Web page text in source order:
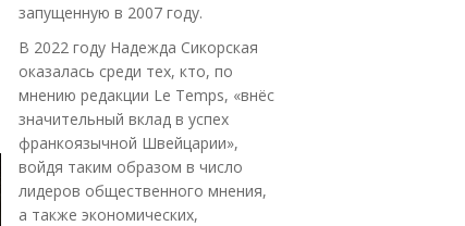
запущенную в 2007 году.
В 2022 году Надежда Сикорская
оказалась среди тех, кто, по
мнению редакции Le Temps, «внёс
значительный вклад в успех
франкоязычной Швейцарии»,
войдя таким образом в число
лидеров общественного мнения,
а также экономических,